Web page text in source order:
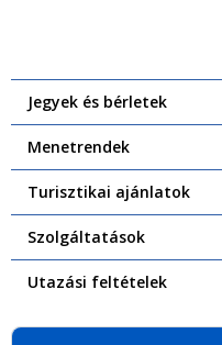
Jegyek és bérletek
Menetrendek
Turisztikai ajánlatok
Szolgáltatások
Utazási feltételek